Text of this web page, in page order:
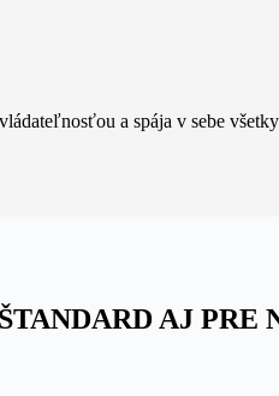
a spája v sebe
AJ PRE